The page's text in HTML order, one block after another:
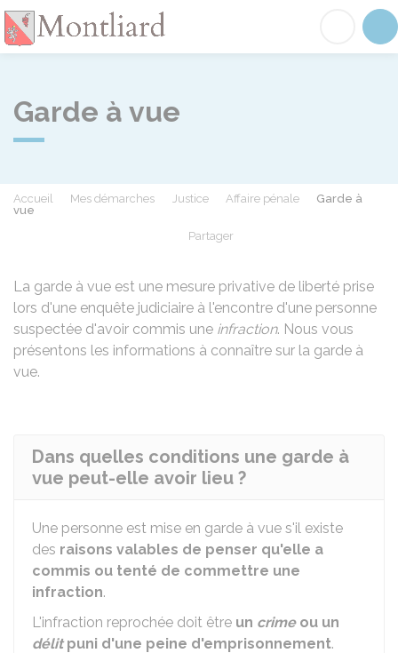
Garde à vue
Accueil Mes démarches Justice Affaire pénale
Garde à
vue
Partager
La garde à vue est une mesure privative de liberté prise
lors d'une enquête judiciaire à l'encontre d'une personne
suspectée d'avoir commis une infraction. Nous vous
présentons les informations à connaître sur la garde à
vue.
Dans quelles conditions une garde à
vue peut-elle avoir lieu ?
Une personne est mise en garde à vue s'il existe
des raisons valables de penser qu'elle a
commis ou tenté de commettre une
infraction.
L'infraction reprochée doit être un crimeou un
délitpuni d'une peine d'emprisonnement.